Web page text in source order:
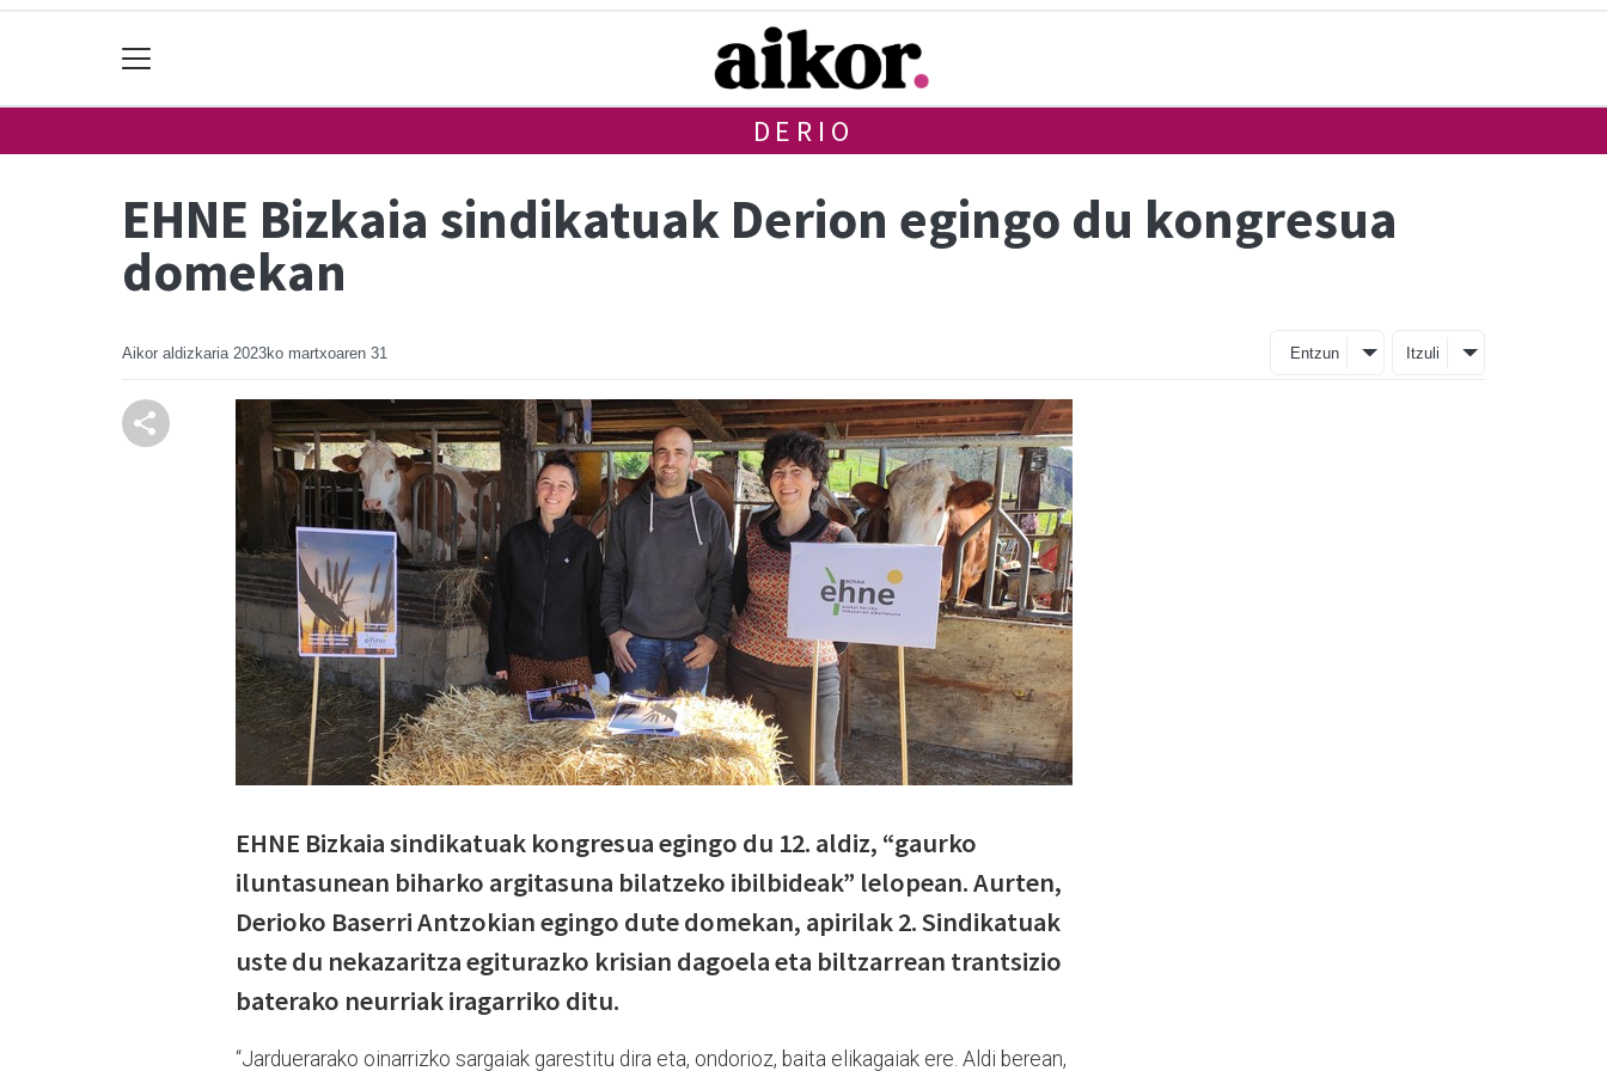
DERIO
EHNE Bizkaia sindikatuak Derion egingo du kongresua
domekan
Aikor aldizkaria 2023ko martxoaren 31 Entzun Itzuli
EHNE Bizkaia sindikatuak kongresua egingo du 12. aldiz, “gaurko
iluntasunean biharko argitasuna bilatzeko ibilbideak” lelopean. Aurten,
Derioko Baserri Antzokian egingo dute domekan, apirilak 2. Sindikatuak
uste du nekazaritza egiturazko krisian dagoela eta biltzarrean trantsizio
baterako neurriak iragarriko ditu.
“Jarduerarako oinarrizko sargaiak garestitu dira eta, ondorioz, baita elikagaiak ere. Aldi berean,